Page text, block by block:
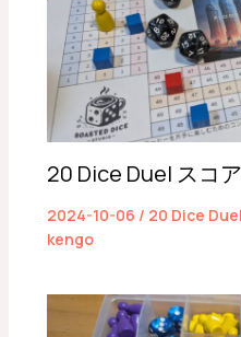
20 Dice Duel スコ
2024-10-06 / 20 Dice Duel
kengo